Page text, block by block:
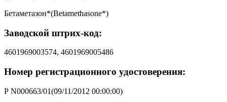
Бетаметазон*(Betamethasone*)
Заводской штрих-код:
4601969003574, 4601969005486
Номер регистрационного удостоверения:
Р N000663/01(09/11/2012 00:00:00)